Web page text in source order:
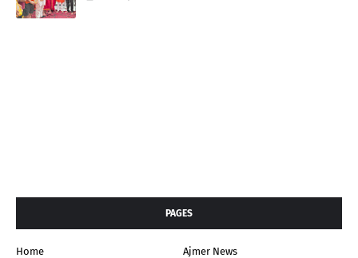
PAGES
Home
Ajmer News